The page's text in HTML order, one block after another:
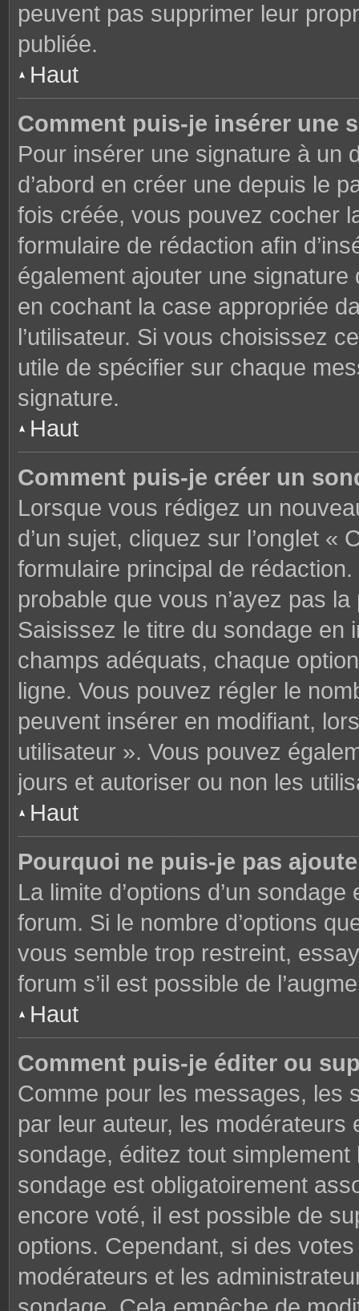
peuvent pas supprimer leur
publiée.
Haut
Comment puis-je insérer une
Pour insérer une signature à un
d’abord en créer une depuis le
fois créée, vous pouvez cocher
formulaire de rédaction afin
également ajouter une
en cochant la case appropriée
l’utilisateur. Si vous choisissez
utile de spécifier sur chaque
signature.
Haut
Comment puis-je créer un
Lorsque vous rédigez un
d’un sujet, cliquez sur l’onglet
formulaire principal de
probable que vous n’ayez pas
Saisissez le titre du sondage en
champs adéquats, chaque
ligne. Vous pouvez régler le
peuvent insérer en modifiant,
utilisateur ». Vous pouvez
jours et autoriser ou non les
Haut
Pourquoi ne puis-je pas
La limite d’options d’un
forum. Si le nombre d’options
vous semble trop restreint,
forum s’il est possible de
Haut
Comment puis-je éditer ou
Comme pour les messages, les
par leur auteur, les
sondage, éditez tout
sondage est obligatoirement
encore voté, il est possible de
options. Cependant, si des
modérateurs et les